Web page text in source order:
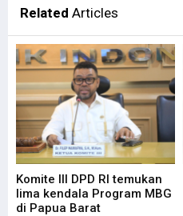
Related Articles
Komite III DPD RI temukan
lima kendala Program MBG
di Papua Barat